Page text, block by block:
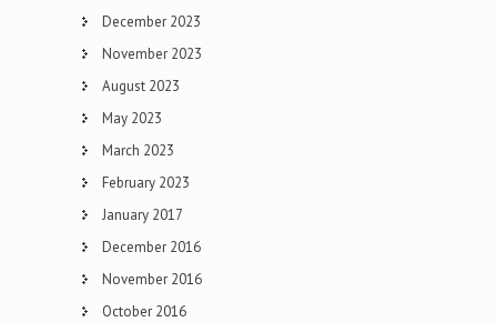
December 2023
November 2023
August 2023
May 2023
March 2023
February 2023
January 2017
December 2016
November 2016
October 2016